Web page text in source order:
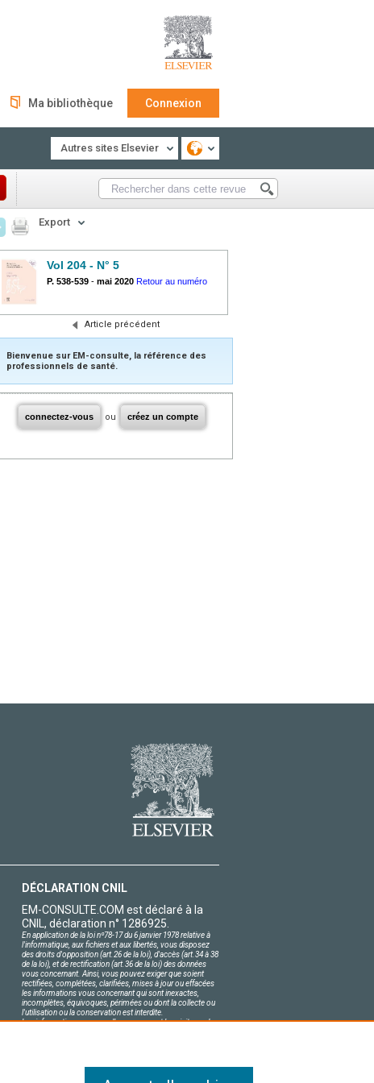
Ma bibliothèque Connexion
Autres sites Elsevier
Export
Vol 204 - N° 5
P. 538-539 - mai 2020 Retour au numéro
Article précédent
Bienvenue sur EM-consulte, la référence des
professionnels de santé.
connectez-vous ou créez un compte
DÉCLARATION CNIL
EM-CONSULTE.COM est déclaré à la
CNIL, déclaration n° 1286925.
En application de la loi nº78-17 du 6 janvier 1978 relative à
l'informatique, aux fichiers et aux libertés, vous disposez
des droits d'opposition (art.26 de la loi), d'accès (art.34 à 38
de la loi), et de rectification (art.36 de la loi) des données
vous concernant. Ainsi, vous pouvez exiger que soient
rectifiées, complétées, clarifiées, mises à jour ou effacées
les informations vous concernant qui sont inexactes,
incomplètes, équivoques, périmées ou dont la collecte ou
l'utilisation ou la conservation est interdite.
Les informations personnelles concernant les visiteurs de